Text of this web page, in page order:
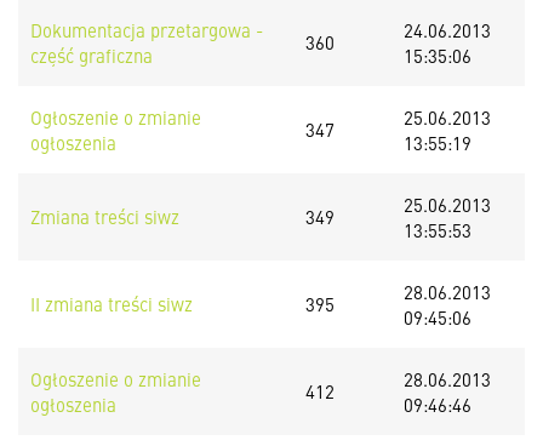
Dokumentacja przetargowa -
część graficzna
360
24.06.2013
15:35:06
Ogłoszenie o zmianie
ogłoszenia
347
25.06.2013
13:55:19
Zmiana treści siwz 349
25.06.2013
13:55:53
II zmiana treści siwz 395
28.06.2013
09:45:06
Ogłoszenie o zmianie
ogłoszenia
412
28.06.2013
09:46:46